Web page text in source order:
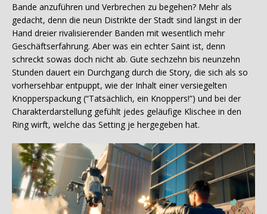
Bande anzuführen und Verbrechen zu begehen? Mehr als
gedacht, denn die neun Distrikte der Stadt sind längst in der
Hand dreier rivalisierender Banden mit wesentlich mehr
Geschäftserfahrung. Aber was ein echter Saint ist, denn
schreckt sowas doch nicht ab. Gute sechzehn bis neunzehn
Stunden dauert ein Durchgang durch die Story, die sich als so
vorhersehbar entpuppt, wie der Inhalt einer versiegelten
Knopperspackung (“Tatsächlich, ein Knoppers!”) und bei der
Charakterdarstellung gefühlt jedes geläufige Klischee in den
Ring wirft, welche das Setting je hergegeben hat.